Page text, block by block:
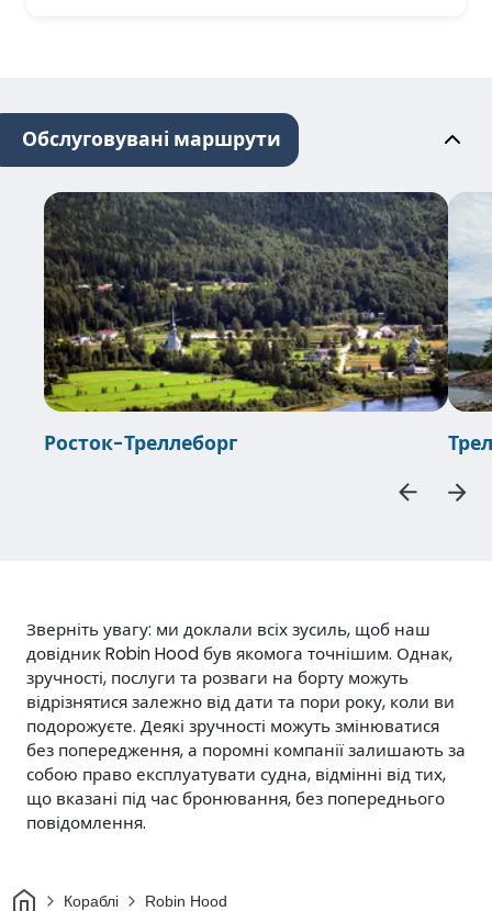
Обслуговувані маршрути
Росток-Треллеборг
Зверніть увагу: ми доклали всіх зусиль, щоб наш
довідник Robin Hood був якомога точнішим. Однак,
зручності, послуги та розваги на борту можуть
відрізнятися залежно від дати та пори року, коли ви
подорожуєте. Деякі зручності можуть змінюватися
без попередження, а поромні компанії залишають за
собою право експлуатувати судна, відмінні від тих,
що вказані під час бронювання, без попереднього
повідомлення.
Дім Кораблі Robin Hood